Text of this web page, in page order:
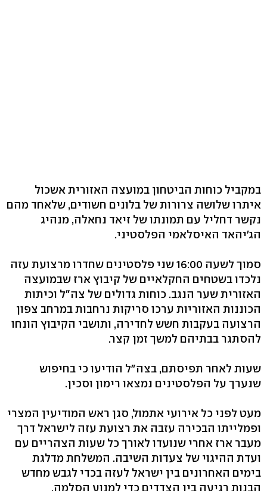
במקביל כוחות הביטחון במועצה האזורית אשכול
איתרו שלושה צרורות של בלונים חשודים, שלאחד מהם
נקשר דחליל עם תמונתו של זיאד נחאלה, מנהיג
הג'יהאד האיסלאמי הפלסטיני.
סמוך לשעה 16:00 שני פלסטינים שחדרו מרצועת עזה
נלכדו בשטחים החקלאיים של קיבוץ ארז שבמועצה
האזורית שער הנגב. כוחות גדולים של צה"ל וכיתות
הכוננות האזוריות ערכו סריקות נרחבות במרחב צפון
הרצועה בעקבות חשש לחדירה, ותושבי הקיבוץ הונחו
להסתגר בבתיהם למשך זמן קצר.
שעות לאחר תפיסתם, בצה"ל הודיעו כי בחיפוש
שנערך על הפלסטינים נמצאו רימון וסכין.
מעט לפני כל אירועי אתמול, סגן ראש המודיעין המצרי
ופמלייתו הבכירה עזבה את רצועת עזה לישראל דרך
מעבר ארז אחרי שנועדו לאורך כל שעות הצהריים עם
ועדת ההיגוי של צעדות השיבה. המשלחת מדלגת
בימים האחרונים בין ישראל לעזה בכדי לגבש מחדש
הבנות רגיעה בין הצדדים כדי למנוע הסלמה.